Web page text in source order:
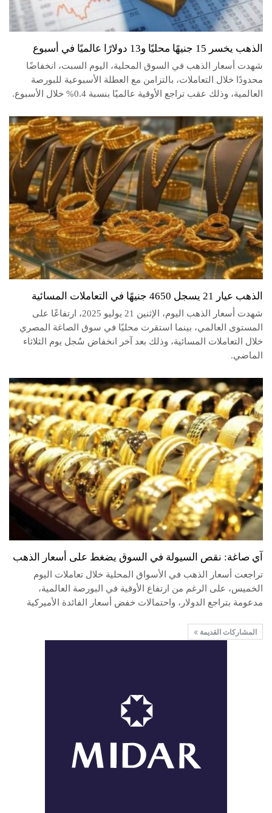
الذهب يخسر 15 جنيهًا محليًا و13 دولارًا عالميًا في أسبوع
شهدت أسعار الذهب في السوق المحلية، اليوم السبت، انخفاضًا
محدودًا خلال التعاملات، بالتزامن مع العطلة الأسبوعية للبورصة
العالمية، وذلك عقب تراجع الأوقية عالميًا بنسبة 0.4% خلال الأسبوع.
الذهب عيار 21 يسجل 4650 جنيهًا في التعاملات المسائية
شهدت أسعار الذهب اليوم، الإثنين 21 يوليو 2025، ارتفاعًا على
المستوى العالمي، بينما استقرت محليًا في سوق الصاغة المصري
خلال التعاملات المسائية، وذلك بعد آخر انخفاض سُجل يوم الثلاثاء
الماضي.
آي صاغة: نقص السيولة في السوق يضغط على أسعار الذهب
تراجعت أسعار الذهب في الأسواق المحلية خلال تعاملات اليوم
الخميس، على الرغم من ارتفاع الأوقية في البورصة العالمية،
مدعومة بتراجع الدولار، واحتمالات خفض أسعار الفائدة الأميركية
المشاركات القديمة